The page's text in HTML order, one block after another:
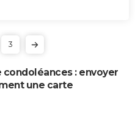
3
condoléances : envoyer
une carte